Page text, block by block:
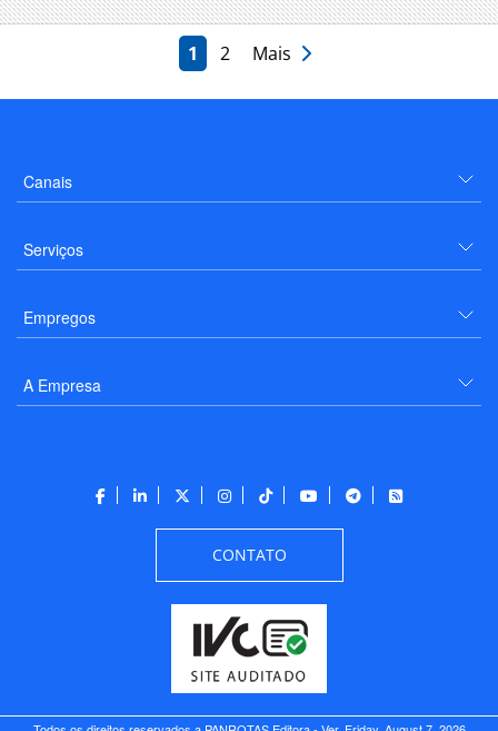
1 2 Mais
Canais
Serviços
Empregos
A Empresa
CONTATO